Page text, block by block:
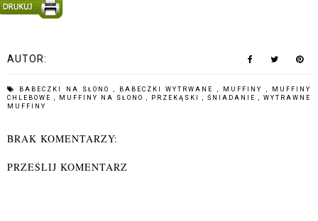
AUTOR:
BABECZKI NA SŁONO , BABECZKI WYTRWANE , MUFFINY , MUFFINY
CHLEBOWE , MUFFINY NA SŁONO , PRZEKĄSKI , ŚNIADANIE , WYTRAWNE
MUFFINY
BRAK KOMENTARZY:
PRZEŚLIJ KOMENTARZ